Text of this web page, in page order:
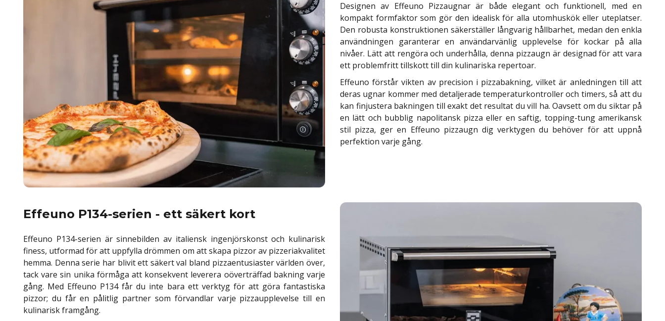
Designen av Effeuno Pizzaugnar är både elegant och funktionell, med en
kompakt formfaktor som gör den idealisk för alla utomhuskök eller uteplatser.
Den robusta konstruktionen säkerställer långvarig hållbarhet, medan den enkla
användningen garanterar en användarvänlig upplevelse för kockar på alla
nivåer. Lätt att rengöra och underhålla, denna pizzaugn är designad för att vara
ett problemfritt tillskott till din kulinariska repertoar.
Effeuno förstår vikten av precision i pizzabakning, vilket är anledningen till att
deras ugnar kommer med detaljerade temperaturkontroller och timers, så att du
kan finjustera bakningen till exakt det resultat du vill ha. Oavsett om du siktar på
en lätt och bubblig napolitansk pizza eller en saftig, topping-tung amerikansk
stil pizza, ger en Effeuno pizzaugn dig verktygen du behöver för att uppnå
perfektion varje gång.
Effeuno P134-serien - ett säkert kort
Effeuno P134-serien är sinnebilden av italiensk ingenjörskonst och kulinarisk
finess, utformad för att uppfylla drömmen om att skapa pizzor av pizzeriakvalitet
hemma. Denna serie har blivit ett säkert val bland pizzaentusiaster världen över,
tack vare sin unika förmåga att konsekvent leverera oöverträffad bakning varje
gång. Med Effeuno P134 får du inte bara ett verktyg för att göra fantastiska
pizzor; du får en pålitlig partner som förvandlar varje pizzaupplevelse till en
kulinarisk framgång.